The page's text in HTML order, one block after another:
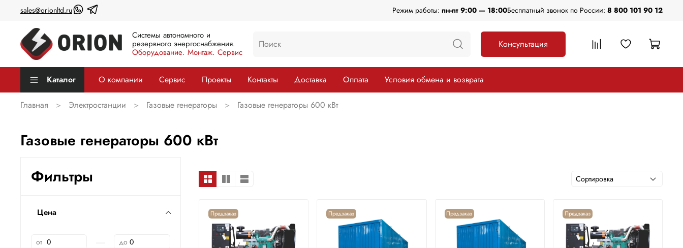
sales@orionltd.ru Режим работы: пн-пт 9:00 — 18:00Бесплатный звонок по России: 8 800 101 90 12
Системы автономного и
резервного энергоснабжения.
Оборудование. Монтаж. Сервис
Консультация
Каталог О компании Сервис Проекты Контакты Доставка Оплата Условия обмена и возврата
Главная Электростанции Газовые генераторы Газовые генераторы 600 кВт
Газовые генераторы 600 кВт
Предзаказ Предзаказ Предзаказ Предзаказ
Фильтры
Цена
от до